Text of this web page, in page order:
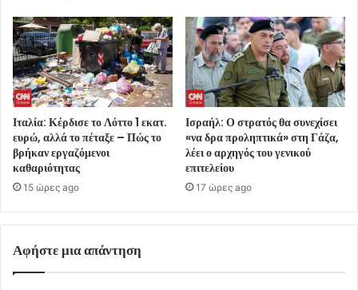
Ιταλία: Κέρδισε το Λόττο 1 εκατ.
ευρώ, αλλά το πέταξε – Πώς το
βρήκαν εργαζόμενοι
καθαριότητας
15 ώρες ago
Ισραήλ: Ο στρατός θα συνεχίσει
«να δρα προληπτικά» στη Γάζα,
λέει ο αρχηγός του γενικού
επιτελείου
17 ώρες ago
Αφήστε μια απάντηση